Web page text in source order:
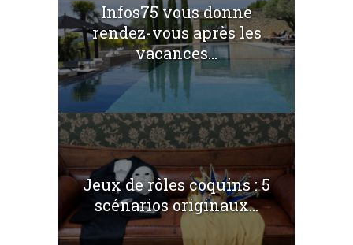
Infos75 vous donne
rendez-vous après les
vacances...
Jeux de rôles coquins : 5
scénarios originaux...